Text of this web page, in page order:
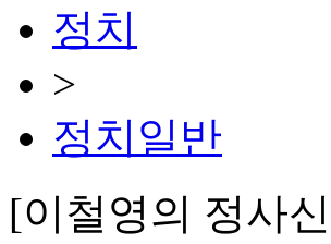
정치
>
정치일반
[이철영의 정사